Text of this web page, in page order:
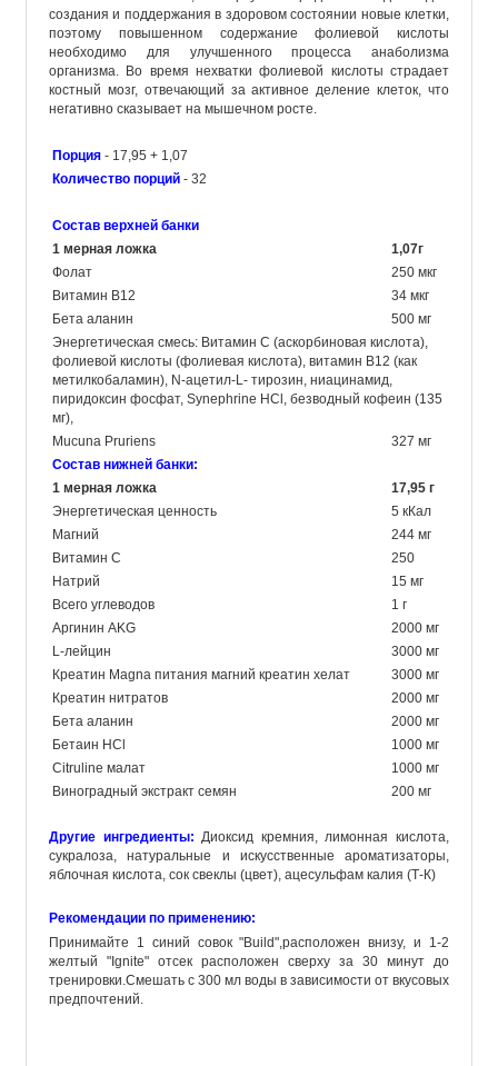
создания и поддержания в здоровом состоянии новые клетки,
поэтому повышенном содержание фолиевой кислоты
необходимо для улучшенного процесса анаболизма
организма. Во время нехватки фолиевой кислоты страдает
костный мозг, отвечающий за активное деление клеток, что
негативно сказывает на мышечном росте.
Порция - 17,95 + 1,07
Количество порций - 32
Состав верхней банки
1 мерная ложка
1,07г
Фолат
250 мкг
Витамин В12
34 мкг
Бета аланин
500 мг
Энергетическая смесь: Витамин С (аскорбиновая кислота),
фолиевой кислоты (фолиевая кислота), витамин В12 (как
метилкобаламин), N-ацетил-L- тирозин, ниацинамид,
пиридоксин фосфат, Synephrine HCl, безводный кофеин (135
мг),
Mucuna Pruriens
327 мг
Состав нижней банки:
1 мерная ложка
17,95 г
Энергетическая ценность
5 кКал
Магний
244 мг
Витамин C
250
Натрий
15 мг
Всего углеводов
1 г
Аргинин AKG
2000 мг
L-лейцин
3000 мг
Креатин Magna питания магний креатин хелат
3000 мг
Креатин нитратов
2000 мг
Бета аланин
2000 мг
Бетаин HCl
1000 мг
Citruline малат
1000 мг
Виноградный экстракт семян
200 мг
Другие ингредиенты: Диоксид кремния, лимонная кислота,
сукралоза, натуральные и искусственные ароматизаторы,
яблочная кислота, сок свеклы (цвет), ацесульфам калия (Т-К)
Рекомендации по применению:
Принимайте 1 синий совок "Build",расположен внизу, и 1-2
желтый "Ignite" отсек расположен сверху за 30 минут до
тренировки.Смешать с 300 мл воды в зависимости от вкусовых
предпочтений.